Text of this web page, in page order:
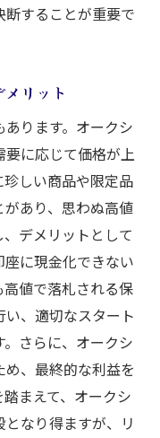
することが重要で
リット
ります。オークシ
要に応じて価格が上
しい商品や限定品
あり、思わぬ高値
デメリットとして
に現金化できない
値で落札される保
、適切なスタート
さらに、オークシ
、最終的な利益を
まえて、オークシ
なり得ますが、リ